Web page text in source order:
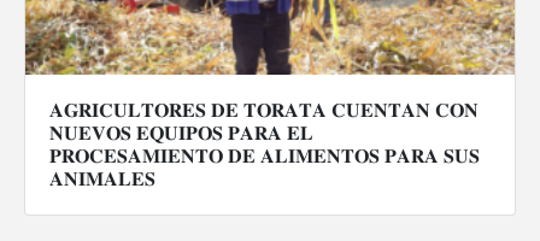
𝐀𝐆𝐑𝐈𝐂𝐔𝐋𝐓𝐎𝐑𝐄𝐒 𝐃𝐄 𝐓𝐎𝐑𝐀𝐓𝐀 𝐂𝐔𝐄𝐍𝐓𝐀𝐍 𝐂𝐎𝐍
𝐍𝐔𝐄𝐕𝐎𝐒 𝐄𝐐𝐔𝐈𝐏𝐎𝐒 𝐏𝐀𝐑𝐀 𝐄𝐋
𝐏𝐑𝐎𝐂𝐄𝐒𝐀𝐌𝐈𝐄𝐍𝐓𝐎 𝐃𝐄 𝐀𝐋𝐈𝐌𝐄𝐍𝐓𝐎𝐒 𝐏𝐀𝐑𝐀 𝐒𝐔𝐒
𝐀𝐍𝐈𝐌𝐀𝐋𝐄𝐒